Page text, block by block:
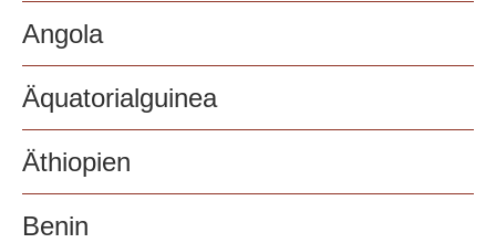
Angola
Äquatorialguinea
Äthiopien
Benin